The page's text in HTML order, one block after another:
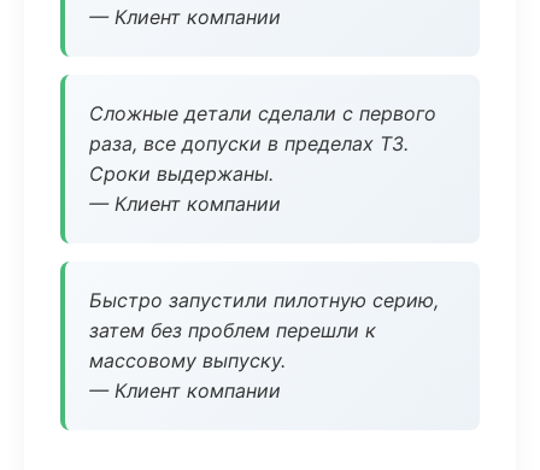
— Клиент компании
Сложные детали сделали с первого
раза, все допуски в пределах ТЗ.
Сроки выдержаны.
— Клиент компании
Быстро запустили пилотную серию,
затем без проблем перешли к
массовому выпуску.
— Клиент компании